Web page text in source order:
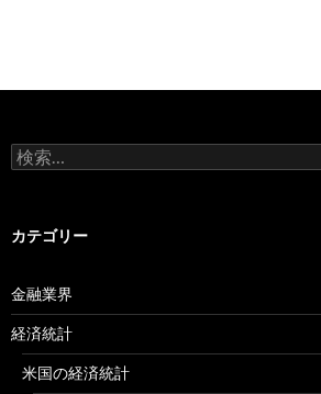
検
索:
カテゴリー
金融業界
経済統計
米国の経済統計